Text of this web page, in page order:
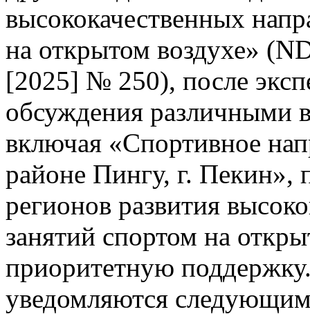
высококачественных
на открытом воздухе»
[2025] № 250), после
обсуждения различными
включая «Спортивное
районе Пингу, г. Пекин»,
регионов развития
занятий спортом на
приоритетную
уведомляются